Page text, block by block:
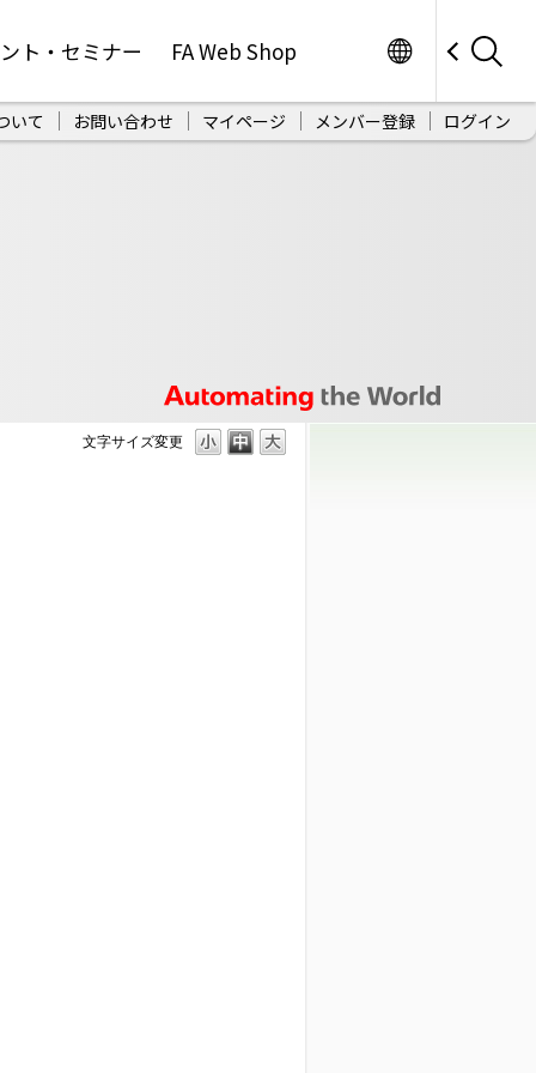
ト・セミナー FA Web Shop
いて お問い合わせ マイページ メンバー登録 ログイン
文字サイズ変更